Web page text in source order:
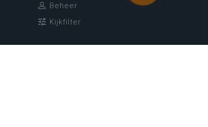
Beheer
Kijkfilter